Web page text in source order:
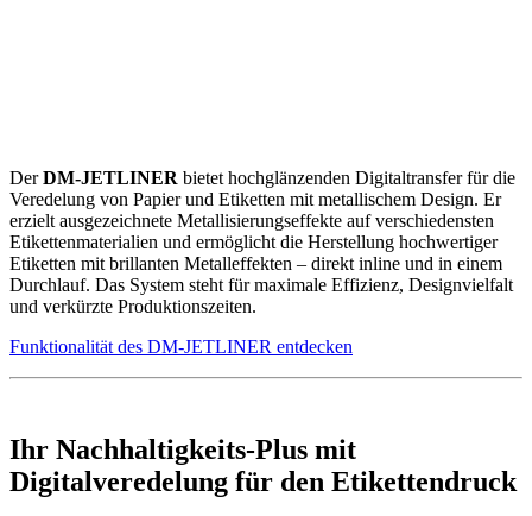
DerDM-JETLINER bietet hochglänzenden Digitaltransfer für die
Veredelung von Papier und Etiketten mit metallischem Design. Er
erzielt ausgezeichnete Metallisierungseffekte auf verschiedensten
Etikettenmaterialien und ermöglicht die Herstellung hochwertiger
Etiketten mit brillanten Metalleffekten – direkt inline und in einem
Durchlauf. Das System steht für maximale Effizienz, Designvielfalt
und verkürzte Produktionszeiten.
Funktionalität des DM-JETLINER entdecken
Ihr Nachhaltigkeits-Plus mit
Digitalveredelung für den Etikettendruck